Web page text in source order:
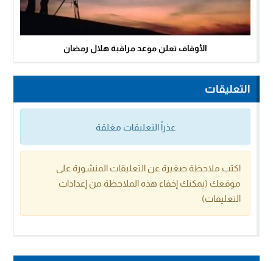
الأوقاف تعلن موعد مراقبة هلال رمضان
التعليقات
عذراً التعليقات مغلقة
اكتب ملاحظة صغيرة عن التعليقات المنشورة على
موقعك (يمكنك إخفاء هذه الملاحظة من إعدادات
التعليقات)